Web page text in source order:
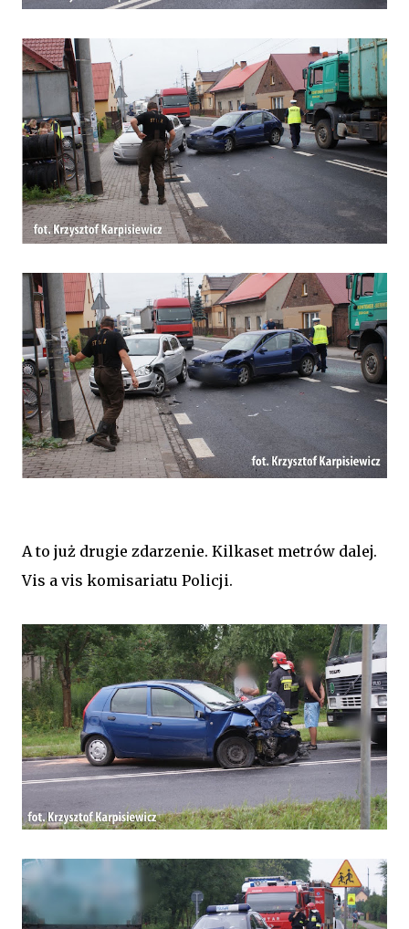
A to już drugie zdarzenie. Kilkaset metrów dalej.
Vis a vis komisariatu Policji.